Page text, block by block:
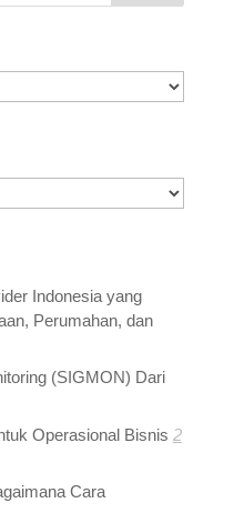
Indonesia yang
Perumahan, dan
(SIGMON) Dari
Operasional Bisnis 2
Cara